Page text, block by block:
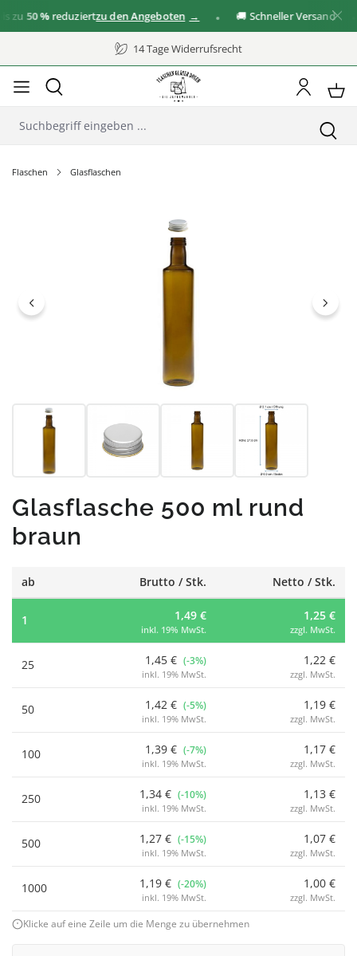
50 %reduziertzu den Angeboten 🚚 Schneller Versand
14 Tage Widerrufsrecht
Flaschen Glasflaschen
Glasflasche 500 ml rund
braun
ab Brutto / Stk. Netto / Stk.
1 1,49 €
inkl. 19% MwSt.
1,25 €
zzgl. MwSt.
25 1,45 € (-3%)
inkl. 19% MwSt.
1,22 €
zzgl. MwSt.
50 1,42 € (-5%)
inkl. 19% MwSt.
1,19 €
zzgl. MwSt.
100 1,39 € (-7%)
inkl. 19% MwSt.
1,17 €
zzgl. MwSt.
250 1,34 € (-10%)
inkl. 19% MwSt.
1,13 €
zzgl. MwSt.
500 1,27 € (-15%)
inkl. 19% MwSt.
1,07 €
zzgl. MwSt.
1000 1,19 € (-20%)
inkl. 19% MwSt.
1,00 €
zzgl. MwSt.
Klicke auf eine Zeile um die Menge zu übernehmen